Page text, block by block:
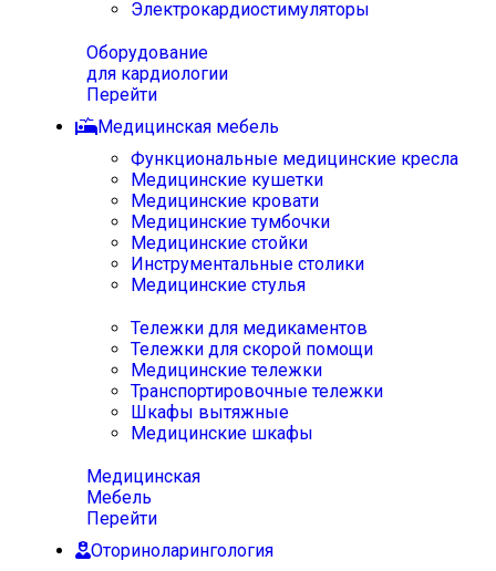
Электрокардиостимуляторы
Оборудование
для кардиологии
Перейти
Медицинская мебель
Функциональные медицинские кресла
Медицинские кушетки
Медицинские кровати
Медицинские тумбочки
Медицинские стойки
Инструментальные столики
Медицинские стулья
Тележки для медикаментов
Тележки для скорой помощи
Медицинские тележки
Транспортировочные тележки
Шкафы вытяжные
Медицинские шкафы
Медицинская
Мебель
Перейти
Оториноларингология